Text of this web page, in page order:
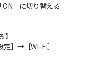
」に切り替える
］→［Wi-Fi］